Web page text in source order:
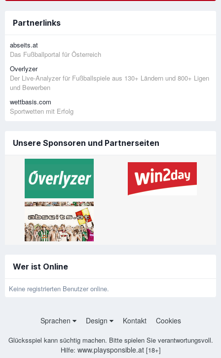
Partnerlinks
abseits.at
Das Fußballportal für Österreich
Overlyzer
Der Live-Analyzer für Fußballspiele aus 130+ Ländern und 800+ Ligen
und Bewerben
wettbasis.com
Sportwetten mit Erfolg
Unsere Sponsoren und Partnerseiten
Wer ist Online
Keine registrierten Benutzer online.
Sprachen Design Kontakt Cookies
Glücksspiel kann süchtig machen. Bitte spielen Sie verantwortungsvoll.
Hilfe: www.playsponsible.at[18+]